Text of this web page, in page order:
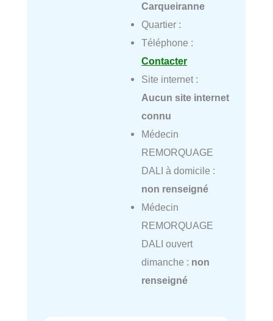
Carqueiranne
Quartier :
Téléphone :
Contacter
Site internet :
Aucun site internet
connu
Médecin
REMORQUAGE
DALI à domicile :
non renseigné
Médecin
REMORQUAGE
DALI ouvert
dimanche : non
renseigné